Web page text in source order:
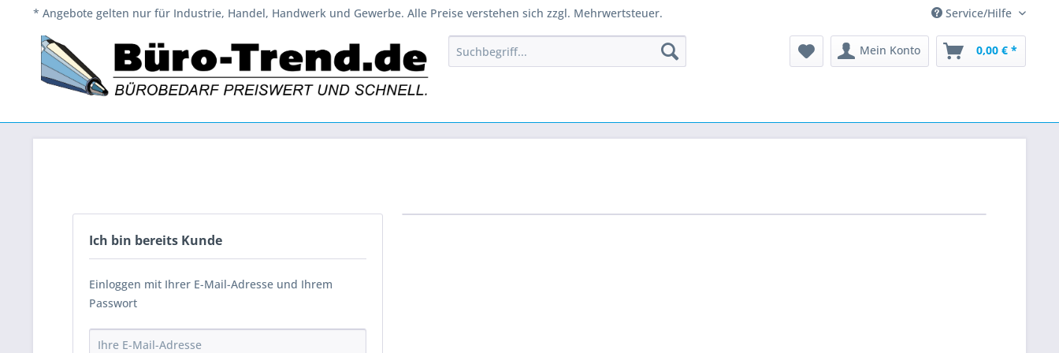
* Angebote gelten nur für Industrie, Handel, Handwerk und Gewerbe. Alle Preise verstehen sich zzgl. Mehrwertsteuer. Service/Hilfe
Mein Konto 0,00 € *
Ich bin bereits Kunde
Einloggen mit Ihrer E-Mail-Adresse und Ihrem
Passwort